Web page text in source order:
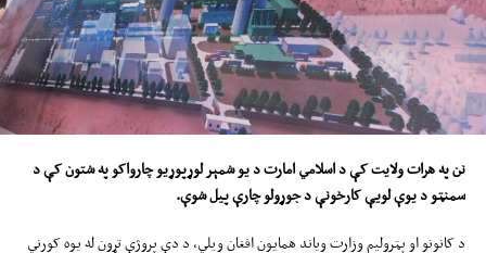
نن په هرات ولایت کې د اسلامي امارت د یو شمېر لوړپوړیو چارواکو په شتون کې د
سمنټو د یوې لویې کارخونې د جوړولو چارې پیل شوې.
د کانونو او پټرولیم وزارت ویاند همایون افغان ويلي، د دې پروژې تړون له یوه کورني